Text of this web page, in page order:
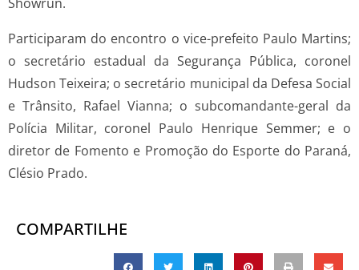
Participaram do encontro o vice-prefeito Paulo Martins;
o secretário estadual da Segurança Pública, coronel
Hudson Teixeira; o secretário municipal da Defesa Social
e Trânsito, Rafael Vianna; o subcomandante-geral da
Polícia Militar, coronel Paulo Henrique Semmer; e o
diretor de Fomento e Promoção do Esporte do Paraná,
Clésio Prado.
COMPARTILHE